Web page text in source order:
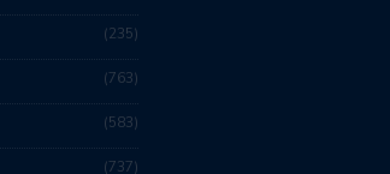
235
763
583
737